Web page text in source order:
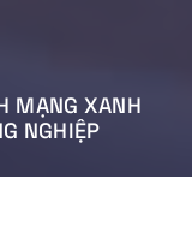
MẠNG XANH
NGHIỆP